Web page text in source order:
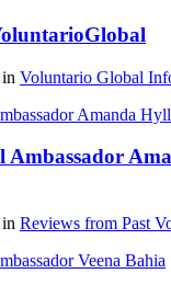
Voluntario Global
Ambassador
Reviews from Past